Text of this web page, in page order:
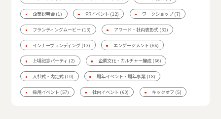
企業説明会 (1) PRイベント (12) ワークショップ(7)
ブランディングムービー (13) アワード・社内表彰式 (32)
インナーブランディング (13) エンゲージメント (66)
上場記念パーティ (2) 企業文化・カルチャー醸成 (66)
入社式・内定式 (10) 周年イベント・周年事業 (18)
採用イベント (57) 社内イベント (60) キックオフ (5)